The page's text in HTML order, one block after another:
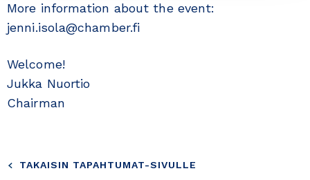
More information about the event:
jenni.isola@chamber.fi
Welcome!
Jukka Nuortio
Chairman
TAKAISIN TAPAHTUMAT-SIVULLE